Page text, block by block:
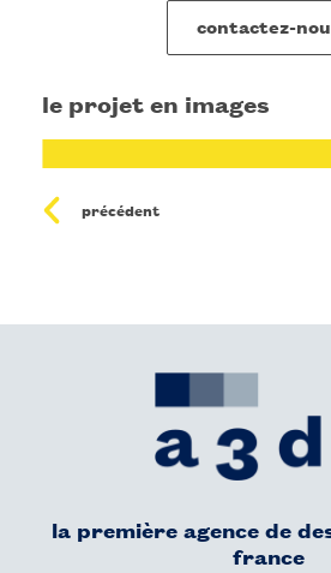
contactez-
le projet en images
précédent
la première agence de
france